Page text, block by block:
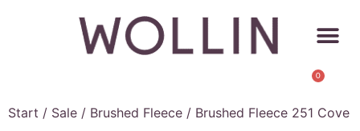
0
Start / Sale / Brushed Fleece / Brushed Fleece 251 Cove